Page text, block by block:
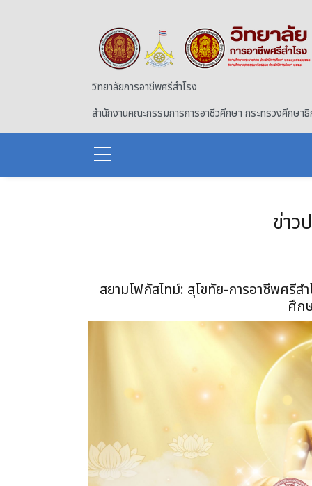
วิทยาลัยการอาชีพศรีสำโรง
สำนักงานคณะกรรมการการอาชีวศึกษา กระทรวงศึกษา
ข่าว
สยามโฟกัสไทม์: สุโขทัย-การอาชีพศรีส
ศึก